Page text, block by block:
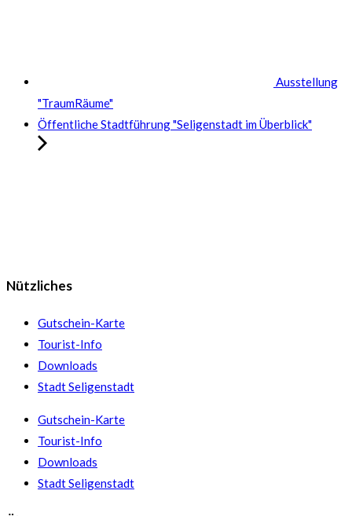
Ausstellung
"TraumRäume"
Öffentliche Stadtführung "Seligenstadt im Überblick"
Nützliches
Gutschein-Karte
Tourist-Info
Downloads
Stadt Seligenstadt
Gutschein-Karte
Tourist-Info
Downloads
Stadt Seligenstadt